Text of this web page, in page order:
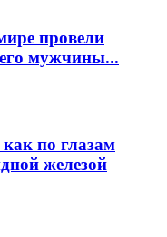
провели
мужчины...
по глазам
железой